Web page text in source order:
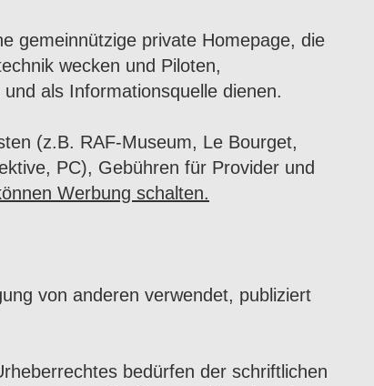
gemeinnützige private Homepage, die
wecken und Piloten,
als Informationsquelle dienen.
(z.B. RAF-Museum, Le Bourget,
PC), Gebühren für Provider und
Werbung schalten.
von anderen verwendet, publiziert
bedürfen der schriftlichen